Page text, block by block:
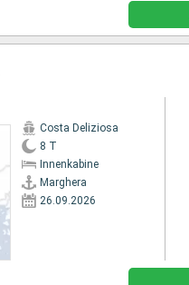
Costa Deliziosa
8 T
Innenkabine
Marghera
26.09.2026